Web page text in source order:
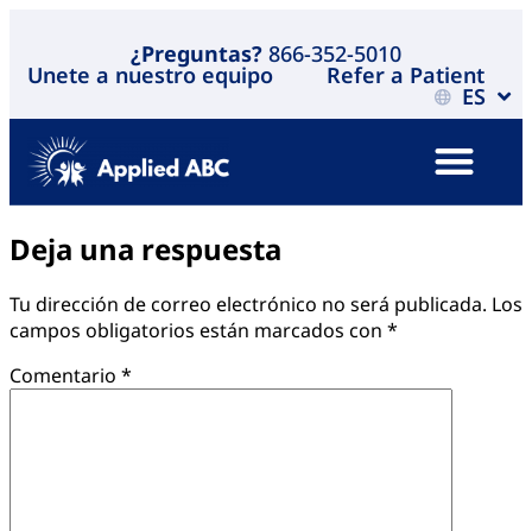
¿Preguntas? 866-352-5010
Unete a nuestro equipo Refer a Patient
ES
Deja una respuesta
Tu dirección de correo electrónico no será publicada. Los
campos obligatorios están marcados con *
Comentario *